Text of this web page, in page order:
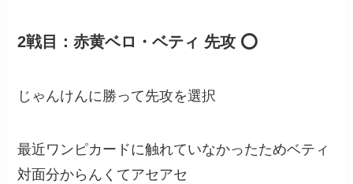
2戦目：赤黄ベロ・ベティ 先攻 ⭕️
じゃんけんに勝って先攻を選択
最近ワンピカードに触れていなかったためベティ
対面分からんくてアセアセ